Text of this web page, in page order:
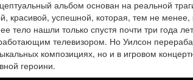
альбом основан на реальной
красивой, успешной, которая, тем не менее,
тело нашли только спустя почти три года
телевизором. Но Уилсон
композициях, но и в игровом
героини.